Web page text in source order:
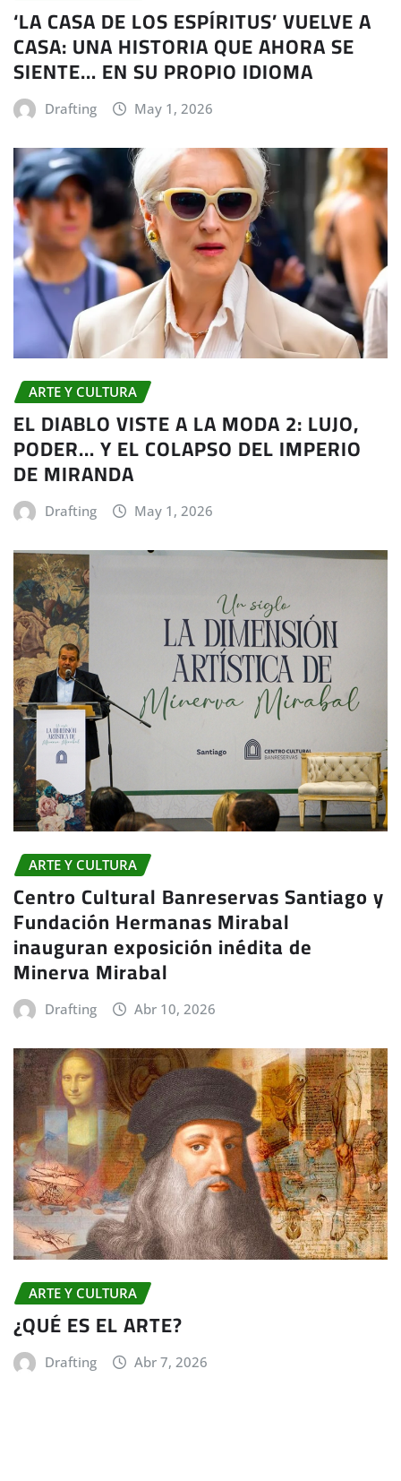
‘LA CASA DE LOS ESPÍRITUS’ VUELVE A
CASA: UNA HISTORIA QUE AHORA SE
SIENTE… EN SU PROPIO IDIOMA
Drafting May 1, 2026
ARTE Y CULTURA
EL DIABLO VISTE A LA MODA 2: LUJO,
PODER… Y EL COLAPSO DEL IMPERIO
DE MIRANDA
Drafting May 1, 2026
ARTE Y CULTURA
Centro Cultural Banreservas Santiago y
Fundación Hermanas Mirabal
inauguran exposición inédita de
Minerva Mirabal
Drafting Abr 10, 2026
ARTE Y CULTURA
¿QUÉ ES EL ARTE?
Drafting Abr 7, 2026